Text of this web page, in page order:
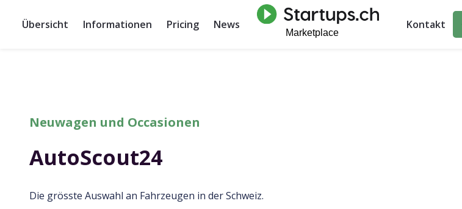
Übersicht Informationen Pricing News Kontakt
Neuwagen und Occasionen
AutoScout24
Die grösste Auswahl an Fahrzeugen in der Schweiz.